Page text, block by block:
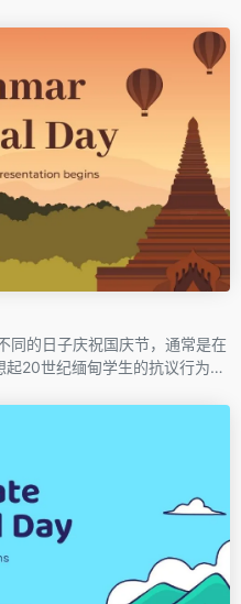
关于阿联酋国庆日的一切：庆
关于这个国家的一些事实......您
PowerPoint中下载并编辑模
同的日子庆祝国庆节，通常是在
20世纪缅甸学生的抗议行为，
机会！”我们有一个完美的模